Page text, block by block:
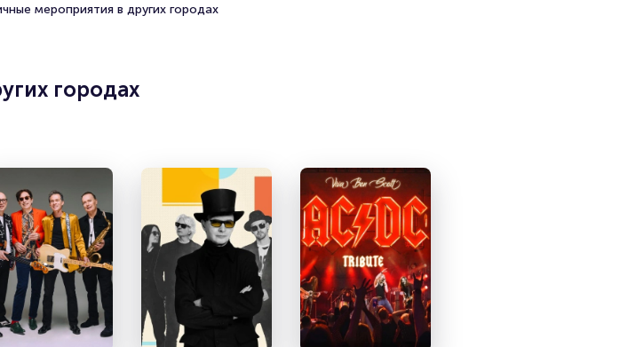
мероприятия в других городах
городах